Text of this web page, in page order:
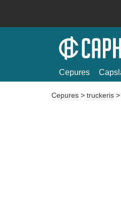
Cepures
Cepures > truckeris >